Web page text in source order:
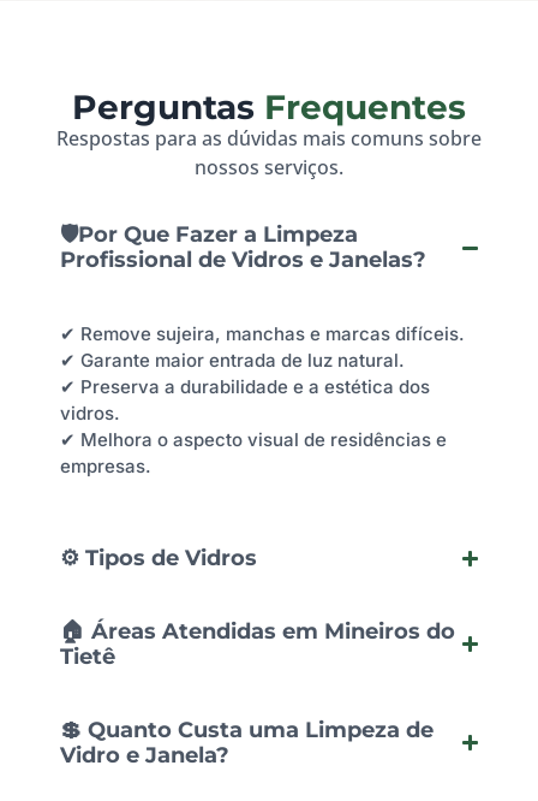
Perguntas Frequentes
Respostas para as dúvidas mais comuns sobre
nossos serviços.
🛡️Por Que Fazer a Limpeza
Profissional de Vidros e Janelas?
✔ Remove sujeira, manchas e marcas difíceis.
✔ Garante maior entrada de luz natural.
✔ Preserva a durabilidade e a estética dos
vidros.
✔ Melhora o aspecto visual de residências e
empresas.
⚙️ Tipos de Vidros
🏠 Áreas Atendidas em Mineiros do
Tietê
💲 Quanto Custa uma Limpeza de
Vidro e Janela?